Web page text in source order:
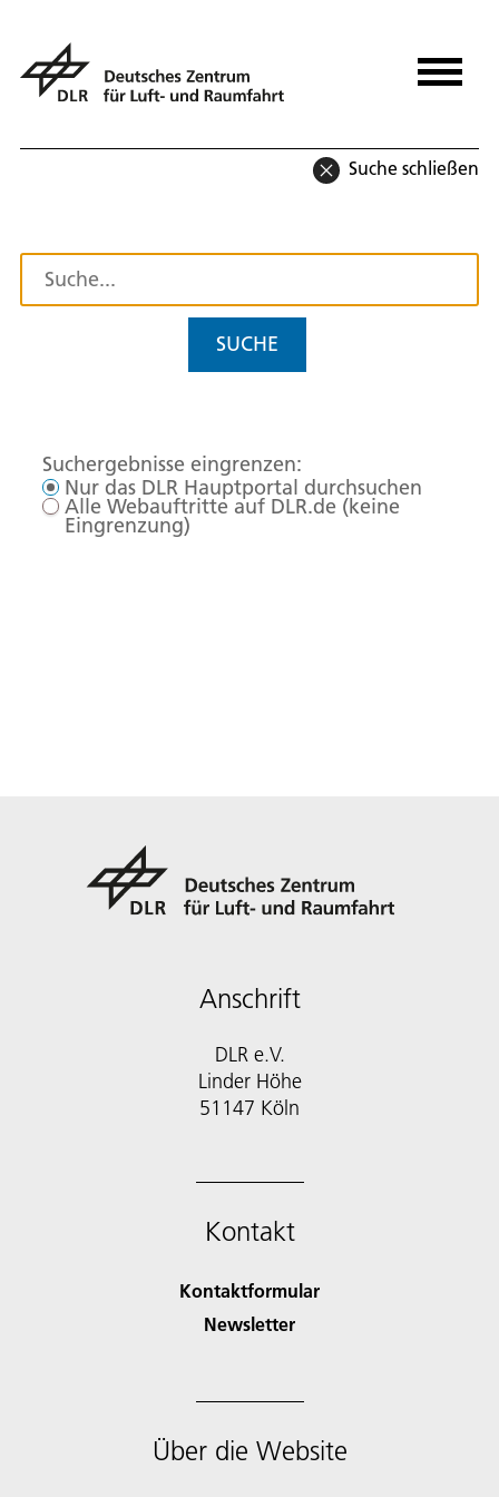
Suche schließen
SUCHE
Suchergebnisse eingrenzen:
Nur das DLR Hauptportal durchsuchen
Alle Webauftritte auf DLR.de (keine
Eingrenzung)
Anschrift
DLR e.V.
Linder Höhe
51147 Köln
Kontakt
Kontaktformular
Newsletter
Über die Website